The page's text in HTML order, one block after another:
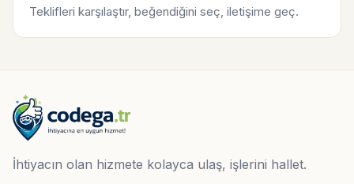
Teklifleri karşılaştır, beğendiğini seç, iletişime geç.
İhtiyacın olan hizmete kolayca ulaş, işlerini hallet.